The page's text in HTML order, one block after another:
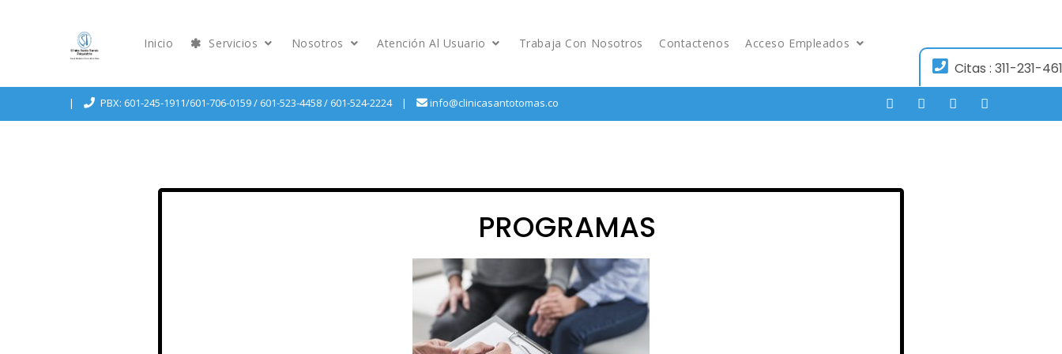
Citas : 311-231-
Inicio Servicios Nosotros Atención Al Usuario Trabaja Con Nosotros Contactenos Acceso Empleados
PBX: 601-245-1911/601-706-0159 / 601-523-4458 / 601-524-2224 info@clinicasantotomas.co
PROGRAMAS